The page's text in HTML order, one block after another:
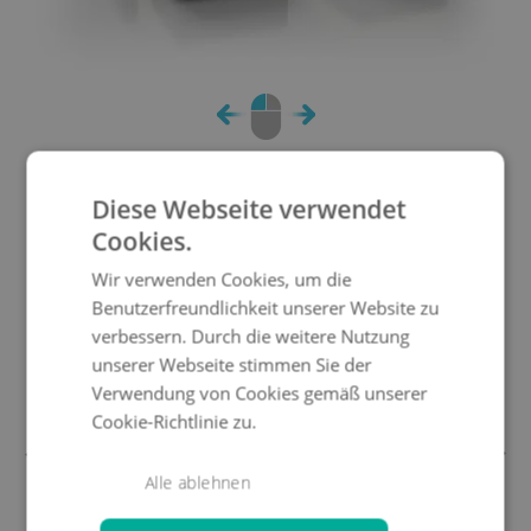
DAS KÖNNTE IHNEN AUCH
GEFALLEN
-5%
Diese Webseite verwendet
Cookies.
Wir verwenden Cookies, um die
Benutzerfreundlichkeit unserer Website zu
verbessern. Durch die weitere Nutzung
unserer Webseite stimmen Sie der
Verwendung von Cookies gemäß unserer
Cookie-Richtlinie zu.
Alle ablehnen